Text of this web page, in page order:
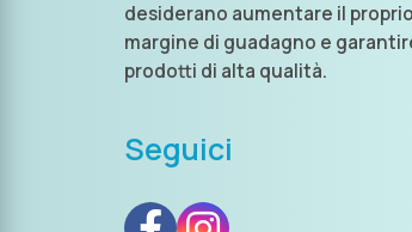
desiderano aumentare il proprio
margine di guadagno e
prodotti di alta qualità.
Seguici